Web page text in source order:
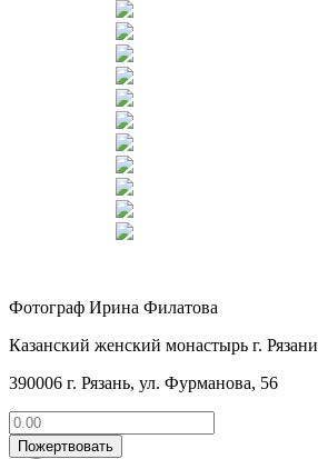
Фотограф Ирина Филатова
Казанский женский монастырь г. Рязани
390006 г. Рязань, ул. Фурманова, 56
Пожертвовать